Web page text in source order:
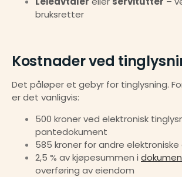
bruksretter
Kostnader ved
Det påløper et gebyr for tinglysning.
er det vanligvis:
500 kroner ved elektronisk
pantedokument
585 kroner for andre
2,5 % av kjøpesummen i
overføring av eiendom